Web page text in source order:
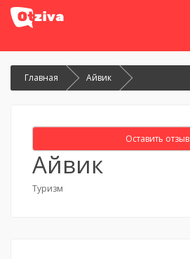
Главная Айвик
Оставить отзыв
Айвик
Туризм